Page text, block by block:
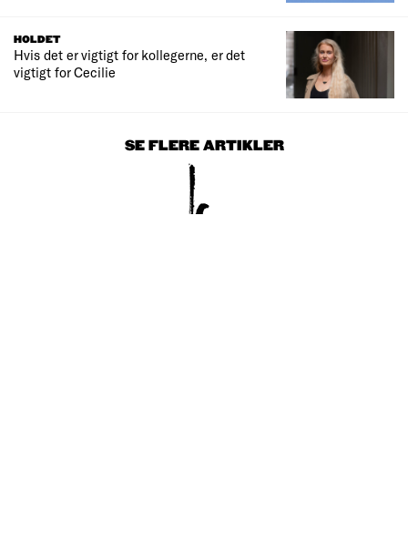
HOLDET
Hvis det er vigtigt for kollegerne, er det
vigtigt for Cecilie
SE FLERE ARTIKLER